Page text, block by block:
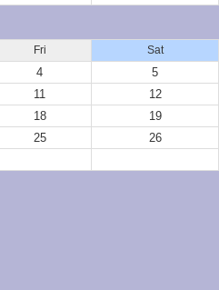
Fri Sat
4
5
11
12
18
19
25
26